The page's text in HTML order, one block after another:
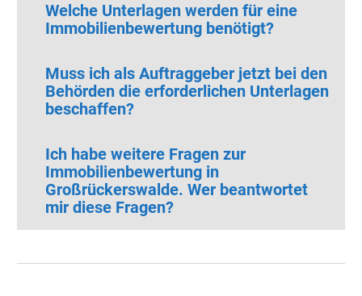
Welche Unterlagen werden für eine
Immobilienbewertung benötigt?
Muss ich als Auftraggeber jetzt bei den
Behörden die erforderlichen Unterlagen
beschaffen?
Ich habe weitere Fragen zur
Immobilienbewertung in
Großrückerswalde. Wer beantwortet
mir diese Fragen?